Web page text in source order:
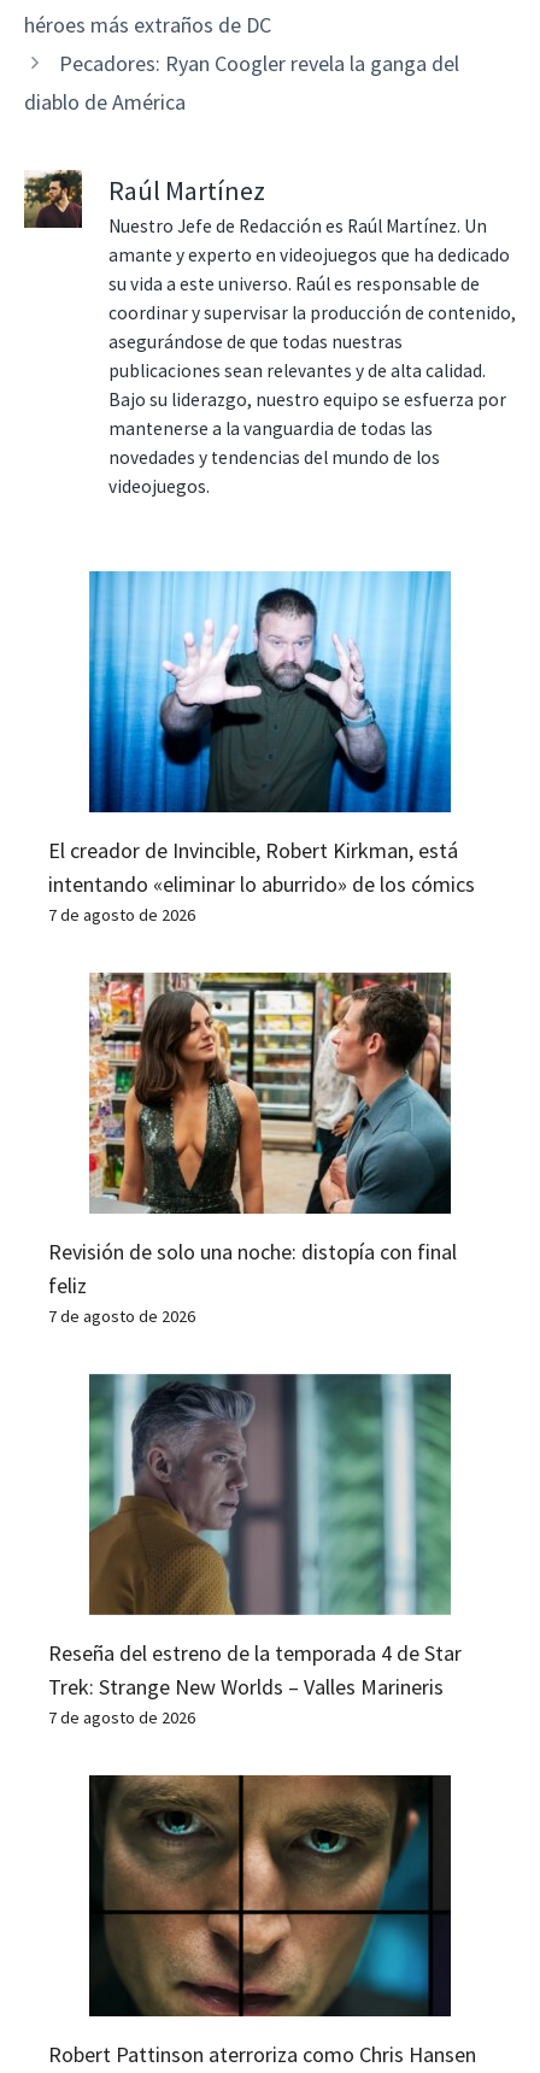
héroes más extraños de DC
Pecadores: Ryan Coogler revela la ganga del
diablo de América
Raúl Martínez
Nuestro Jefe de Redacción es Raúl Martínez. Un
amante y experto en videojuegos que ha dedicado
su vida a este universo. Raúl es responsable de
coordinar y supervisar la producción de contenido,
asegurándose de que todas nuestras
publicaciones sean relevantes y de alta calidad.
Bajo su liderazgo, nuestro equipo se esfuerza por
mantenerse a la vanguardia de todas las
novedades y tendencias del mundo de los
videojuegos.
El creador de Invincible, Robert Kirkman, está
intentando «eliminar lo aburrido» de los cómics
7 de agosto de 2026
Revisión de solo una noche: distopía con final
feliz
7 de agosto de 2026
Reseña del estreno de la temporada 4 de Star
Trek: Strange New Worlds – Valles Marineris
7 de agosto de 2026
Robert Pattinson aterroriza como Chris Hansen